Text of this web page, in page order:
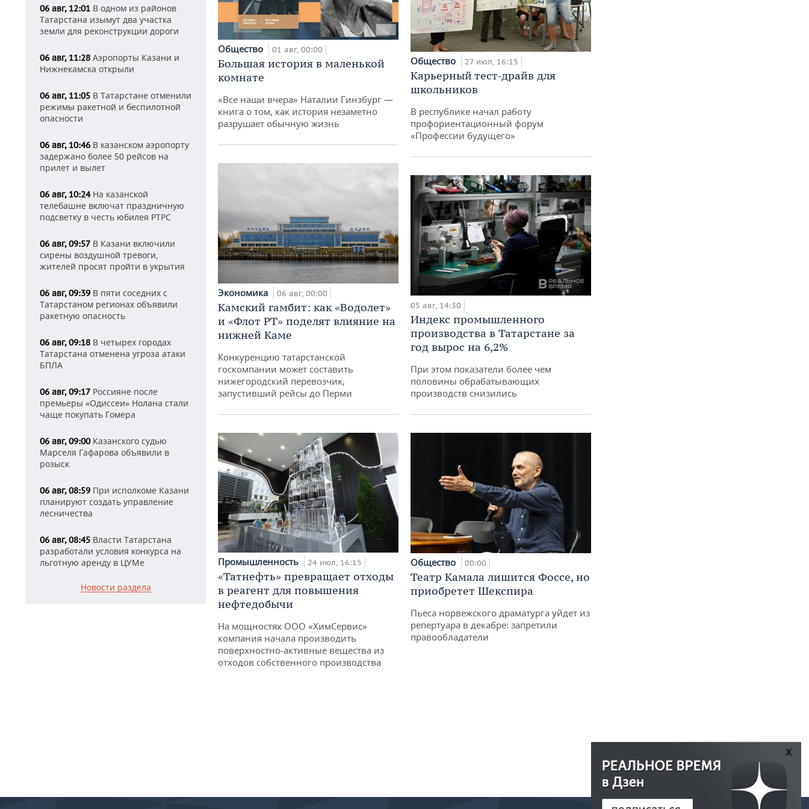
06 авг, 12:01 В одном из районов
Татарстана изымут два участка
земли для реконструкции дороги
06 авг, 11:28 Аэропорты Казани и
Нижнекамска открыли
06 авг, 11:05 В Татарстане отменили
режимы ракетной и беспилотной
опасности
06 авг, 10:46 В казанском аэропорту
задержано более 50 рейсов на
прилет и вылет
06 авг, 10:24На казанской
телебашне включат праздничную
подсветку в честь юбилея РТРС
06 авг, 09:57 В Казани включили
сирены воздушной тревоги,
жителей просят пройти в укрытия
06 авг, 09:39 В пяти соседних с
Татарстаном регионах объявили
ракетную опасность
06 авг, 09:18 В четырех городах
Татарстана отменена угроза атаки
БПЛА
06 авг, 09:17 Россияне после
премьеры «Одиссеи» Нолана стали
чаще покупать Гомера
06 авг, 09:00Казанского судью
Марселя Гафарова объявили в
розыск
06 авг, 08:59 При исполкоме Казани
планируют создать управление
лесничества
06 авг, 08:45 Власти Татарстана
разработали условия конкурса на
льготную аренду в ЦУМе
Новости раздела
Общество 01 авг, 00:00
Большая история в маленькой
комнате
«Все наши вчера» Наталии Гинзбург —
книга о том, как история незаметно
разрушает обычную жизнь
Экономика 06 авг, 00:00
Камский гамбит: как «Водолет»
и «Флот РТ» поделят влияние на
нижней Каме
Конкуренцию татарстанской
госкомпании может составить
нижегородский перевозчик,
запустивший рейсы до Перми
Промышленность 24 июл, 16:15
«Татнефть» превращает отходы
в реагент для повышения
нефтедобычи
На мощностях ООО «ХимСервис»
компания начала производить
поверхностно-активные вещества из
отходов собственного производства
Общество 27 июл, 16:15
Карьерный тест-драйв для
школьников
В республике начал работу
профориентационный форум
«Профессии будущего»
05 авг, 14:30
Индекс промышленного
производства в Татарстане за
год вырос на 6,2%
При этом показатели более чем
половины обрабатывающих
производств снизились
Общество 00:00
Театр Камала лишится Фоссе, но
приобретет Шекспира
Пьеса норвежского драматурга уйдет из
репертуара в декабре: запретили
правообладатели
x